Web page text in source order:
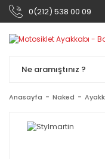
0(212) 538 00 09
Anasayfa Naked